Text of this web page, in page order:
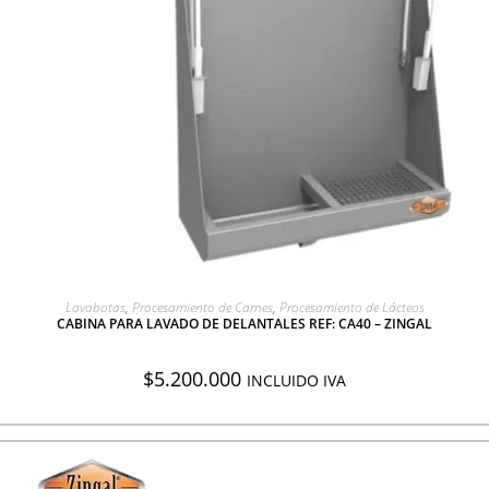
AGREGAR A COTIZACIÓN
Lavabotas, Procesamiento de Carnes, Procesamiento de Lácteos
CABINA PARA LAVADO DE DELANTALES REF: CA40 – ZINGAL
$5.200.000 INCLUIDO IVA